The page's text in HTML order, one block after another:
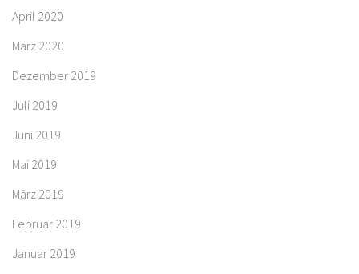
April 2020
März 2020
Dezember 2019
Juli 2019
Juni 2019
Mai 2019
März 2019
Februar 2019
Januar 2019